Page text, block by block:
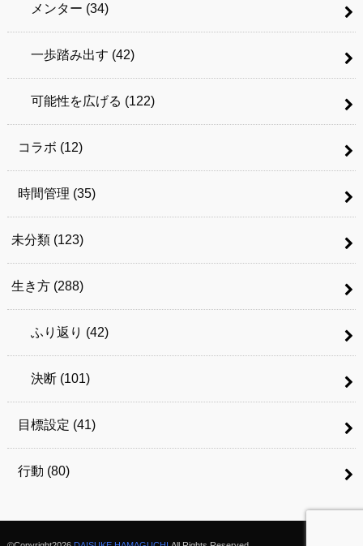
メンター (34)
一歩踏み出す (42)
可能性を広げる (122)
コラボ (12)
時間管理 (35)
未分類 (123)
生き方 (288)
ふり返り (42)
決断 (101)
目標設定 (41)
行動 (80)